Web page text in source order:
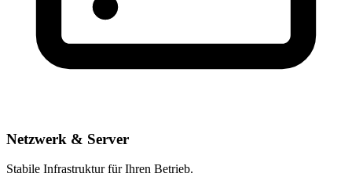
Netzwerk & Server
Stabile Infrastruktur für Ihren Betrieb.